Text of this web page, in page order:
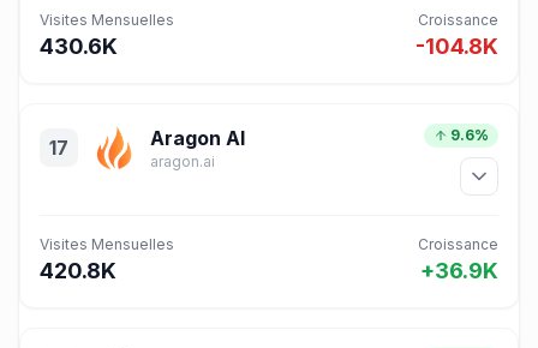
Visites Mensuelles
430.6K
Croissance
-104.8K
17 Aragon AI
aragon.ai
9.6%
Visites Mensuelles
420.8K
Croissance
+36.9K